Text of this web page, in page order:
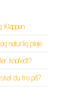
Kläppen
naturlig pleje
knofedt?
du tro på?